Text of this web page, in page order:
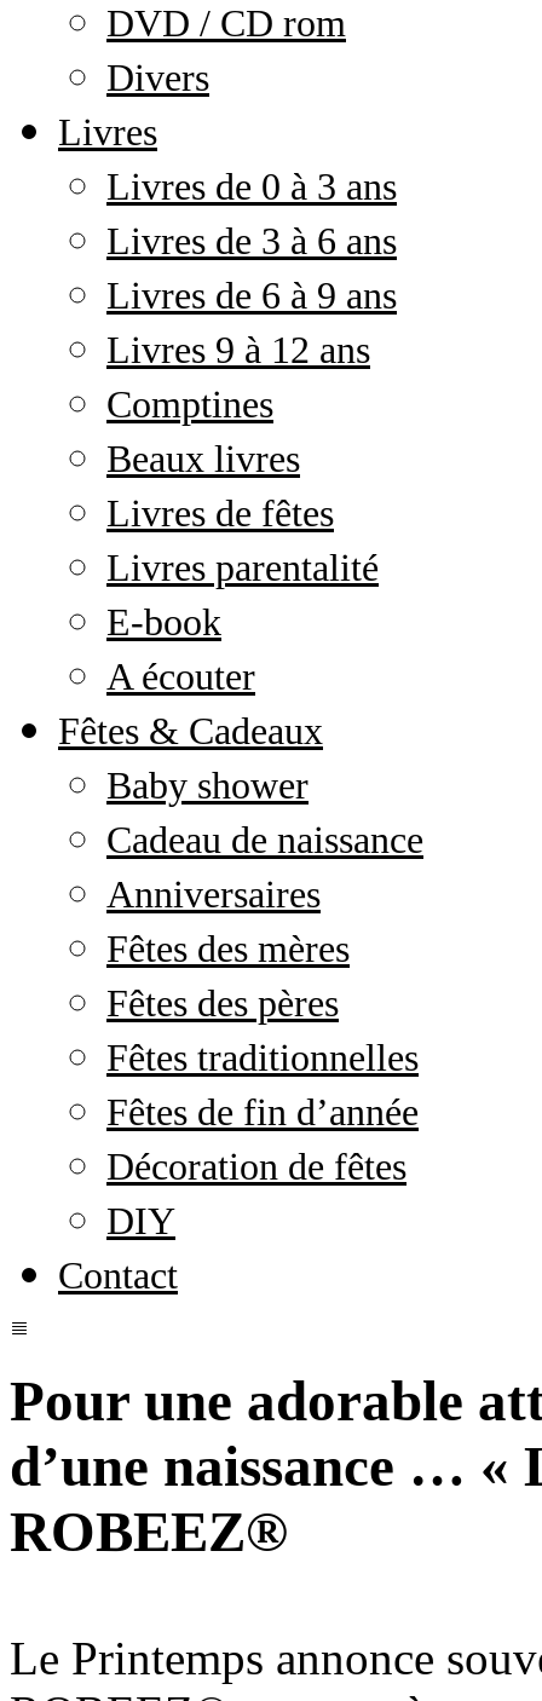
DVD / CD rom
Divers
Livres
Livres de 0 à 3 ans
Livres de 3 à 6 ans
Livres de 6 à 9 ans
Livres 9 à 12 ans
Comptines
Beaux livres
Livres de fêtes
Livres parentalité
E-book
A écouter
Fêtes & Cadeaux
Baby shower
Cadeau de naissance
Anniversaires
Fêtes des mères
Fêtes des pères
Fêtes traditionnelles
Fêtes de fin d’année
Décoration de fêtes
DIY
Contact
Pour une adorable
d’une naissance … «
ROBEEZ®
Le Printemps annonce